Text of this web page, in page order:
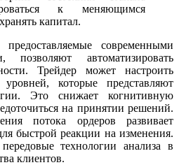
к меняющимся
капитал.
современными
позволяют автоматизировать
Трейдер может настроить
которые представляют
Это снижает когнитивную
на принятии решений.
потока ордеров развивает
быстрой реакции на изменения.
технологии анализа в
клиентов.